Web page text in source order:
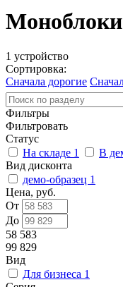
Моноблоки
1 устройство
Сортировка:
Сначала дорогие
Фильтры
Фильтровать
Статус
На складе 1 В
Вид дисконта
демо-образец 1
Цена, руб.
От
До
58 583
99 829
Вид
Для бизнеса 1